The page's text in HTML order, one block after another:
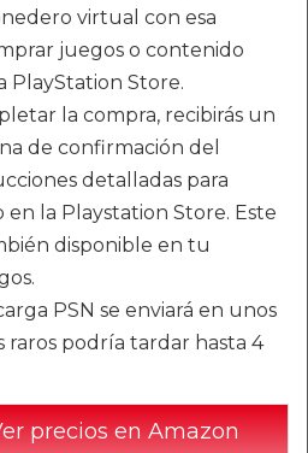
virtual con esa
juegos o contenido
PlayStation Store.
la compra, recibirás un
de confirmación del
detalladas para
la Playstation Store. Este
disponible en tu
PSN se enviará en unos
raros podría tardar hasta 4
precios en Amazon